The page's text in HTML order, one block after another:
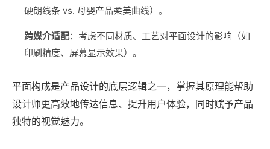
硬朗线条 vs. 母婴产品柔美曲线）。
跨媒介适配‌：考虑不同材质、工艺对平面设计的影响（如
印刷精度、屏幕显示效果）。
平面构成是产品设计的底层逻辑之一，掌握其原理能帮助
设计师更高效地传达信息、提升用户体验，同时赋予产品
独特的视觉魅力。